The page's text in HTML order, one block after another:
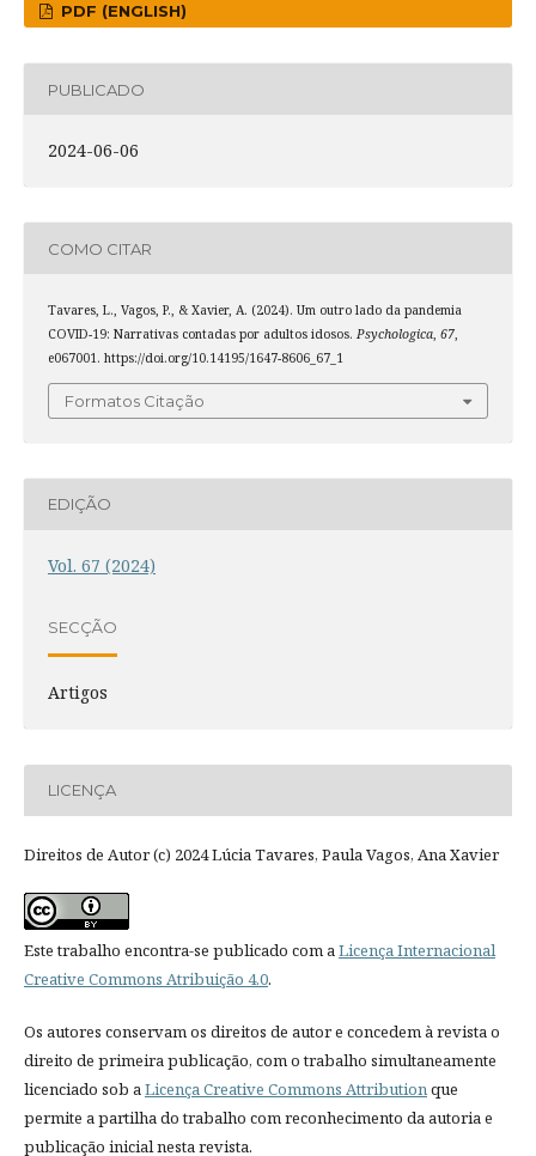
PDF (ENGLISH)
PUBLICADO
2024-06-06
COMO CITAR
Tavares, L., Vagos, P., & Xavier, A. (2024). Um outro lado da pandemia
COVID-19: Narrativas contadas por adultos idosos. Psychologica, 67,
e067001. https://doi.org/10.14195/1647-8606_67_1
Formatos Citação
EDIÇÃO
Vol. 67 (2024)
SECÇÃO
Artigos
LICENÇA
Direitos de Autor (c) 2024 Lúcia Tavares, Paula Vagos, Ana Xavier
Este trabalho encontra-se publicado com aLicença Internacional
Creative Commons Atribuição 4.0.
Os autores conservam os direitos de autor e concedem à revista o
direito de primeira publicação, com o trabalho simultaneamente
licenciado sob aLicença Creative Commons Attributionque
permite a partilha do trabalho com reconhecimento da autoria e
publicação inicial nesta revista.